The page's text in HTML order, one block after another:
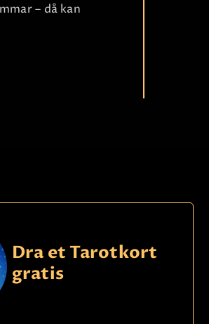
– då kan
Dra et Tarotkort
gratis